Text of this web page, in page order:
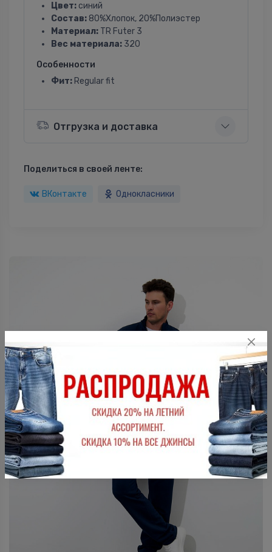
Цвет: синий
Состав: 80%Хлопок, 20%Полиэстер
Материал: TR Futer 3
Вес материала: 320
Особенности
Фит: Regular fit
Отгрузка и доставка
Поделиться в своей ленте:
ВКонтакте Однокласники